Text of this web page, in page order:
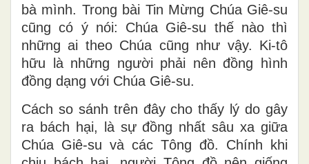
bà mình. Trong bài Tin Mừng Chúa Giê-su
cũng có ý nói: Chúa Giê-su thế nào thì
những ai theo Chúa cũng như vậy. Ki-tô
hữu là những người phải nên đồng hình
đồng dạng với Chúa Giê-su.
Cách so sánh trên đây cho thấy lý do gây
ra bách hại, là sự đồng nhất sâu xa giữa
Chúa Giê-su và các Tông đồ. Chính khi